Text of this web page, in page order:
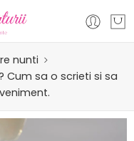
nunti
Cum sa o scrieti si sa